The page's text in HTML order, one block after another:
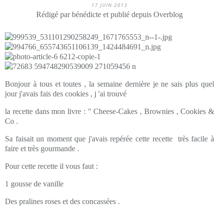
17 JUIN 2013
Rédigé par bénédicte et publié depuis Overblog
Bonjour à tous et toutes , la semaine dernière je ne sais plus quel
jour j'avais fais des cookies , j 'ai trouvé
la recette dans mon livre : " Cheese-Cakes , Brownies , Cookies &
Co .
Sa faisait un moment que j'avais repérée cette recette très facile à
faire et très gourmande .
Pour cette recette il vous faut :
1 gousse de vanille
Des pralines roses et des concassées .